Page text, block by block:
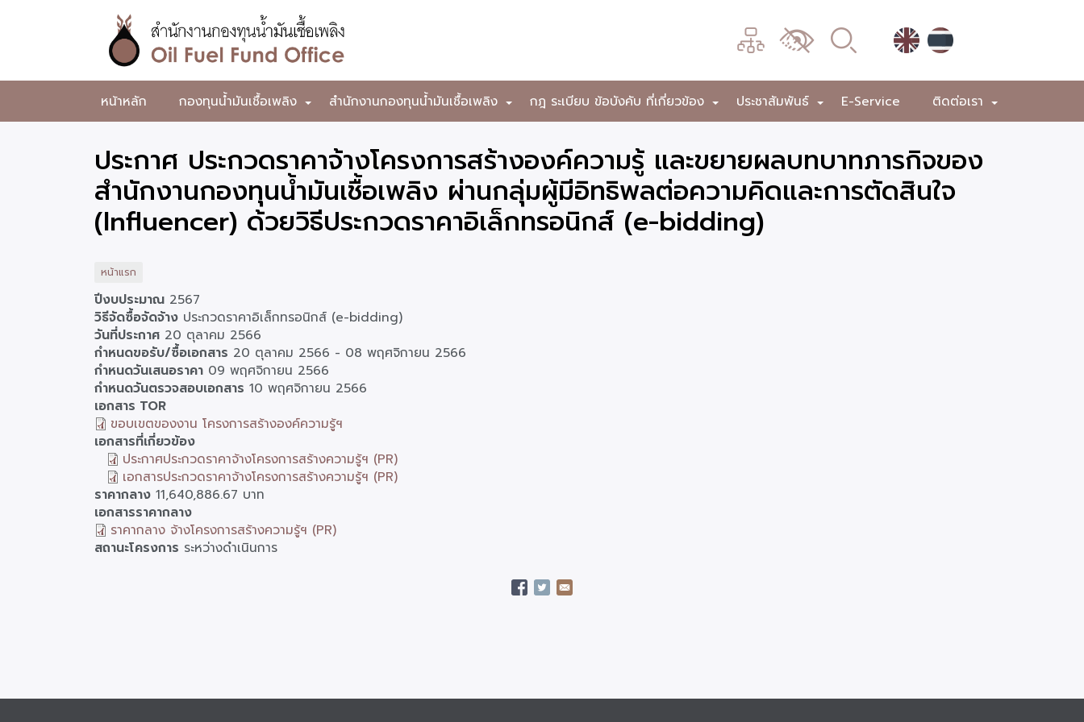
หลัก
สำนักงาน
กองทุน
น้ำมัน
เชื้อ
เพลิง
เมนู
เปลี่ยน
ผล
หน้าหลัก +
กองทุนน้ำมันเชื้อเพลิง +
สำนักงานกองทุนน้ำมันเชื้อเพลิง +
กฎ ระเบียบ ข้อบังคับ ที่เกี่ยวข้อง +
ประชาสัมพันธ์ E-Service +
ติดต่อเรา
ประกาศ ประกวดราคาจ้างโครงการสร้างองค์ความรู้ และขยายผลบทบาทภารกิจของ
สำนักงานกองทุนน้ำมันเชื้อเพลิง ผ่านกลุ่มผู้มีอิทธิพลต่อความคิดและการตัดสินใจ
(Influencer) ด้วยวิธีประกวดราคาอิเล็กทรอนิกส์ (e-bidding)
หน้าแรก
ปีงบประมาณ 2567
วิธีจัดซื้อจัดจ้าง ประกวดราคาอิเล็กทรอนิกส์ (e-bidding)
วันที่ประกาศ 20 ตุลาคม 2566
กำหนดขอรับ/ซื้อเอกสาร 20 ตุลาคม 2566 - 08 พฤศจิกายน 2566
กำหนดวันเสนอราคา 09 พฤศจิกายน 2566
กำหนดวันตรวจสอบเอกสาร 10 พฤศจิกายน 2566
เอกสาร TOR
ขอบเขตของงาน โครงการสร้างองค์ความรู้ฯ
เอกสารที่เกี่ยวข้อง
ประกาศประกวดราคาจ้างโครงการสร้างความรู้ฯ (PR)
เอกสารประกวดราคาจ้างโครงการสร้างความรู้ฯ (PR)
ราคากลาง 11,640,886.67 บาท
เอกสารราคากลาง
ราคากลาง จ้างโครงการสร้างความรู้ฯ (PR)
สถานะโครงการ ระหว่างดำเนินการ